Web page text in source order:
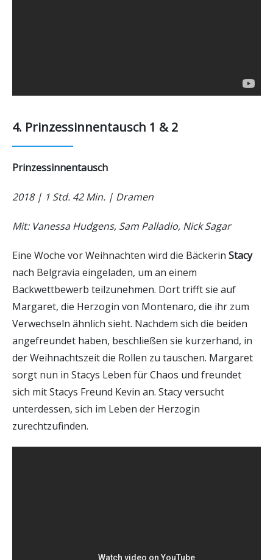
4. Prinzessinnentausch 1 & 2
Prinzessinnentausch
2018 | 1 Std. 42 Min. | Dramen
Mit: Vanessa Hudgens, Sam Palladio, Nick Sagar
Eine Woche vor Weihnachten wird die Bäckerin Stacy
nach Belgravia eingeladen, um an einem
Backwettbewerb teilzunehmen. Dort trifft sie auf
Margaret, die Herzogin von Montenaro, die ihr zum
Verwechseln ähnlich sieht. Nachdem sich die beiden
angefreundet haben, beschließen sie kurzerhand, in
der Weihnachtszeit die Rollen zu tauschen. Margaret
sorgt nun in Stacys Leben für Chaos und freundet
sich mit Stacys Freund Kevin an. Stacy versucht
unterdessen, sich im Leben der Herzogin
zurechtzufinden.